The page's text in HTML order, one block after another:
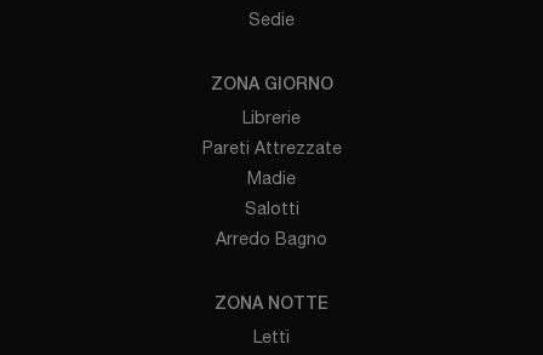
Sedie
ZONA GIORNO
Librerie
Pareti Attrezzate
Madie
Salotti
Arredo Bagno
ZONA NOTTE
Letti